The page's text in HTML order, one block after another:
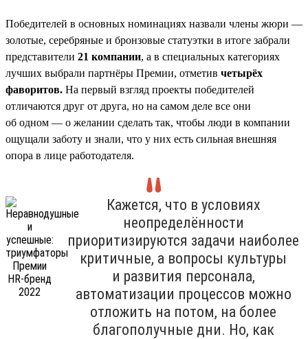
Победителей в основных номинациях назвали члены жюри —
золотые, серебряные и бронзовые статуэтки в итоге забрали
представители 21 компании, а в специальных категориях
лучших выбрали партнёры Премии, отметив четырёх
фаворитов. На первый взгляд проекты победителей
отличаются друг от друга, но на самом деле все они
об одном — о желании сделать так, чтобы люди в компании
ощущали заботу и знали, что у них есть сильная внешняя
опора в лице работодателя.
Кажется, что в условиях
неопределённости
приоритизируются задачи наиболее
критичные, а вопросы культуры
и развития персонала,
автоматизации процессов можно
отложить на потом, на более
благополучные дни. Но, как